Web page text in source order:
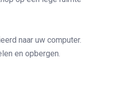
naar uw computer.
en opbergen.